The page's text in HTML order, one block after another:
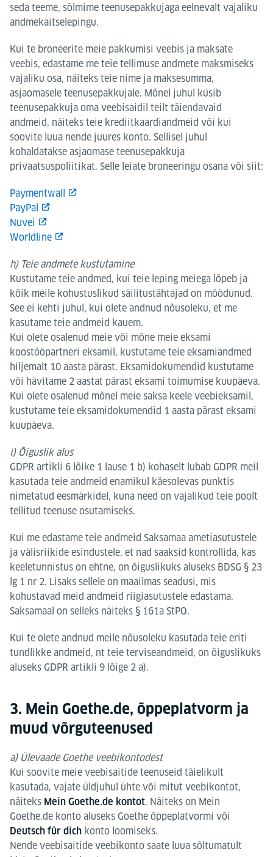
seda teeme, sõlmime teenusepakkujaga eelnevalt vajaliku
andmekaitselepingu.
Kui te broneerite meie pakkumisi veebis ja maksate
veebis, edastame me teie tellimuse andmete maksmiseks
vajaliku osa, näiteks teie nime ja maksesumma,
asjaomasele teenusepakkujale. Mõnel juhul küsib
teenusepakkuja oma veebisaidil teilt täiendavaid
andmeid, näiteks teie krediitkaardiandmeid või kui
soovite luua nende juures konto. Sellisel juhul
kohaldatakse asjaomase teenusepakkuja
privaatsuspoliitikat. Selle leiate broneeringu osana või siit:
Paymentwall
PayPal
Nuvei
Worldline
h) Teie andmete kustutamine
Kustutame teie andmed, kui teie leping meiega lõpeb ja
kõik meile kohustuslikud säilitustähtajad on möödunud.
See ei kehti juhul, kui olete andnud nõusoleku, et me
kasutame teie andmeid kauem.
Kui olete osalenud meie või mõne meie eksami
koostööpartneri eksamil, kustutame teie eksamiandmed
hiljemalt 10 aasta pärast. Eksamidokumendid kustutame
või hävitame 2 aastat pärast eksami toimumise kuupäeva.
Kui olete osalenud mõnel meie saksa keele veebieksamil,
kustutame teie eksamidokumendid 1 aasta pärast eksami
kuupäeva.
i) Õiguslik alus
GDPR artikli 6 lõike 1 lause 1 b) kohaselt lubab GDPR meil
kasutada teie andmeid enamikul käesolevas punktis
nimetatud eesmärkidel, kuna need on vajalikud teie poolt
tellitud teenuse osutamiseks.
Kui me edastame teie andmeid Saksamaa ametiasutustele
ja välisriikide esindustele, et nad saaksid kontrollida, kas
keeletunnistus on ehtne, on õiguslikuks aluseks BDSG § 23
lg 1 nr 2. Lisaks sellele on maailmas seadusi, mis
kohustavad meid andmeid riigiasutustele edastama.
Saksamaal on selleks näiteks § 161a StPO.
Kui te olete andnud meile nõusoleku kasutada teie eriti
tundlikke andmeid, nt teie terviseandmeid, on õiguslikuks
aluseks GDPR artikli 9 lõige 2 a).
3. Mein Goethe.de, õppeplatvorm ja
muud võrguteenused
a) Ülevaade Goethe veebikontodest
Kui soovite meie veebisaitide teenuseid täielikult
kasutada, vajate üldjuhul ühte või mitut veebikontot,
näiteks Mein Goethe.de kontot. Näiteks on Mein
Goethe.de konto aluseks Goethe õppeplatvormi või
Deutsch für dich konto loomiseks.
Nende veebisaitide veebikonto saate luua sõltumatult